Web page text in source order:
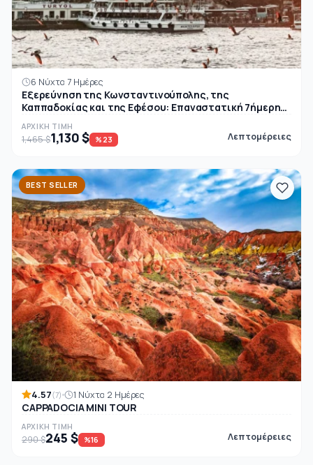
6 Νύχτα 7 Ημέρες
Εξερεύνηση της Κωνσταντινούπολης, της
Καππαδοκίας και της Εφέσου: Επαναστατική 7ήμερη
ΑΡΧΙΚΉ ΤΙΜΉ
1,465 $1,130 $ %23 Λεπτομέρειες
BEST SELLER
4.57(7) 1 Νύχτα 2 Ημέρες
CAPPADOCIA MINI TOUR
ΑΡΧΙΚΉ ΤΙΜΉ
290 $245 $ %16 Λεπτομέρειες